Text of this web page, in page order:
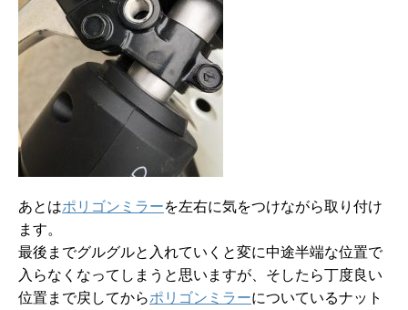
あとはポリゴンミラーを左右に気をつけながら取り付け
ます。
最後までグルグルと入れていくと変に中途半端な位置で
入らなくなってしまうと思いますが、そしたら丁度良い
位置まで戻してからポリゴンミラーについているナット